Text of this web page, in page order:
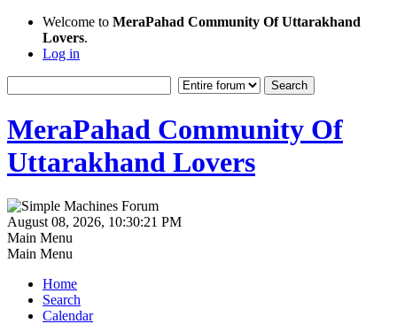
Welcome to MeraPahad Community Of Uttarakhand
Lovers.
Log in
MeraPahad Community Of
Uttarakhand Lovers
August 08, 2026, 10:30:21 PM
Main Menu
Main Menu
Home
Search
Calendar